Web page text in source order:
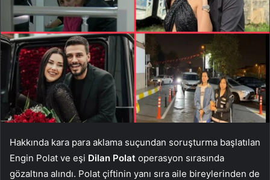
Hakkında kara para aklama suçundan soruşturma başlatılan
Engin Polat ve eşi Dilan Polat operasyon sırasında
gözaltına alındı. Polat çiftinin yanı sıra aile bireylerinden de